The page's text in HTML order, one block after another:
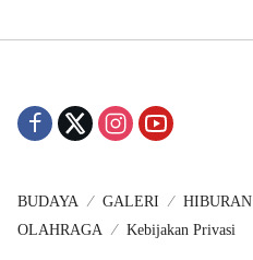
BUDAYA GALERI HIBURAN
OLAHRAGA
Kebijakan Privasi